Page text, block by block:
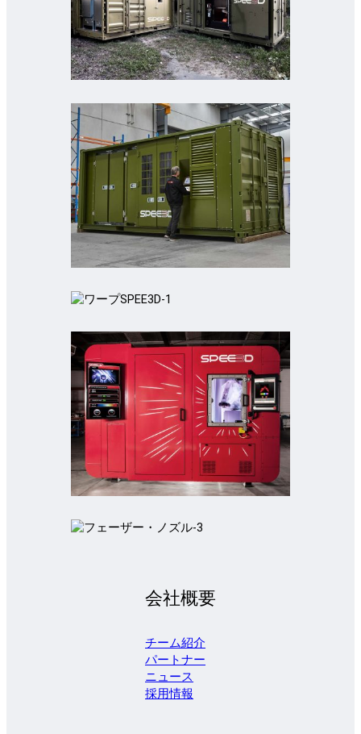
会社概要
チーム紹介
パートナー
ニュース
採用情報